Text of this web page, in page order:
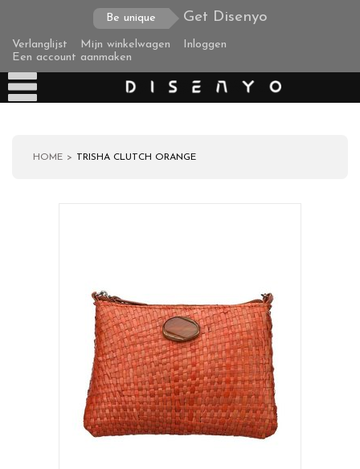
Be unique Get Disenyo
Verlanglijst Mijn winkelwagen
Inloggen
Een account aanmaken
HOME TRISHA CLUTCH ORANGE